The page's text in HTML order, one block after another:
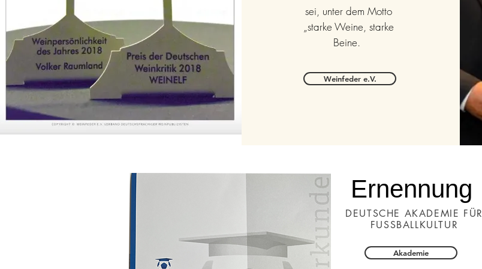
sei, unter dem Motto
„starke Weine, starke
Beine.
Weinfeder e.V.
Ernennung
DEUTSCHE AKADEMIE FÜR
FUSSBALLKULTUR
Akademie